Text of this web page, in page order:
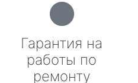
Гарантия на
работы по
ремонту